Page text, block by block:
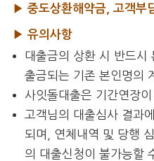
▶ 중도상환해약금, 고객부
▶ 유의사항
대출금의 상환 시 반드시
출금되는 기존 본인명의
사잇돌대출은 기간연장
고객님의 대출심사 결과
되며, 연체내역 및 당행
의 대출신청이 불가능할